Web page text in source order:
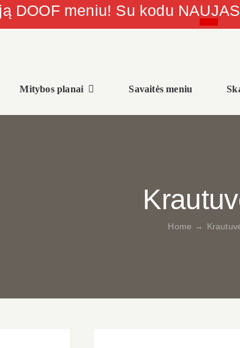
DOOF meniu! Su kodu
Mitybos planai Savaitės meniu
Home →